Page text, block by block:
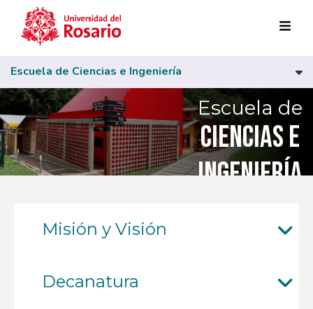
Pasar al contenido principal
Escuela de Ciencias e Ingeniería
Escuela de
Ciencias e
Ingeniería
Misión y Visión
Decanatura